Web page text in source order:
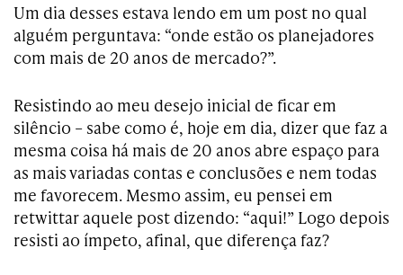
Um dia desses estava lendo em um post no qual
alguém perguntava: “onde estão os planejadores
com mais de 20 anos de mercado?”.
Resistindo ao meu desejo inicial de ficar em
silêncio – sabe como é, hoje em dia, dizer que faz a
mesma coisa há mais de 20 anos abre espaço para
as mais variadas contas e conclusões e nem todas
me favorecem. Mesmo assim, eu pensei em
retwittar aquele post dizendo: “aqui!” Logo depois
resisti ao ímpeto, afinal, que diferença faz?